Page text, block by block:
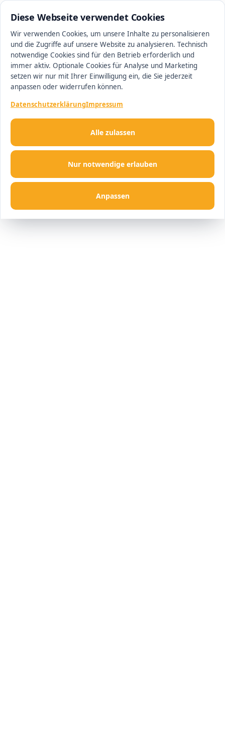
Diese Webseite verwendet Cookies
Wir verwenden Cookies, um unsere Inhalte zu personalisieren
und die Zugriffe auf unsere Website zu analysieren. Technisch
notwendige Cookies sind für den Betrieb erforderlich und
immer aktiv. Optionale Cookies für Analyse und Marketing
setzen wir nur mit Ihrer Einwilligung ein, die Sie jederzeit
anpassen oder widerrufen können.
DatenschutzerklärungImpressum
Nur notwendige erlauben
Anpassen
Alle zulassen